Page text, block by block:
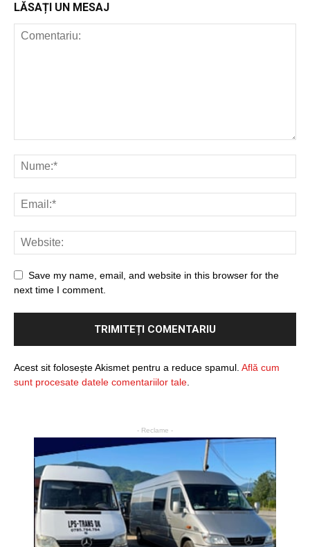
LĂSAȚI UN MESAJ
Save my name, email, and website in this browser for the
next time I comment.
Acest sit folosește Akismet pentru a reduce spamul. Află cum
sunt procesate datele comentariilor tale.
- Reclame -